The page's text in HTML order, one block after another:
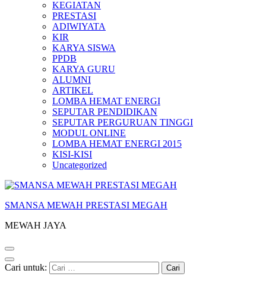
KEGIATAN
PRESTASI
ADIWIYATA
KIR
KARYA SISWA
PPDB
KARYA GURU
ALUMNI
ARTIKEL
LOMBA HEMAT ENERGI
SEPUTAR PENDIDIKAN
SEPUTAR PERGURUAN TINGGI
MODUL ONLINE
LOMBA HEMAT ENERGI 2015
KISI-KISI
Uncategorized
SMANSA MEWAH PRESTASI MEGAH
MEWAH JAYA
Cari untuk: